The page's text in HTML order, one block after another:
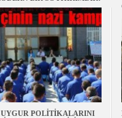
UYGUR POLİTİKALARINI